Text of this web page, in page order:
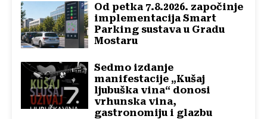
Od petka 7.8.2026. započinje
implementacija Smart
Parking sustava u Gradu
Mostaru
Sedmo izdanje
manifestacije „Kušaj
ljubuška vina“ donosi
vrhunska vina,
gastronomiju i glazbu